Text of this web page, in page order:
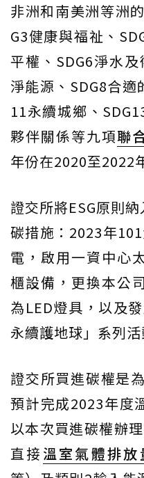
非洲和南美洲等洲
G3健康與福祉、
平權、SDG6淨水
淨能源、SDG8合適
11永續城鄉、
夥伴關係等九項聯
年份在2020至2022
證交所將ESG原則
碳措施：2023年
電，啟用一資中心
櫃設備，更換本公
為LED燈具，以及
永續護地球」系列活
證交所買進碳權是
預計完成2023年度
以本次買進碳權辦
直接 溫室氣體排放